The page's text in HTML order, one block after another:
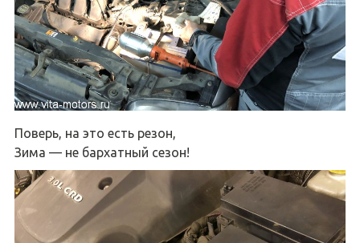
Поверь, на это есть резон,
Зима — не бархатный сезон!